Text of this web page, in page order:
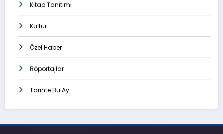
Kitap Tanıtımı
Kültür
Özel Haber
Röportajlar
Tarihte Bu Ay